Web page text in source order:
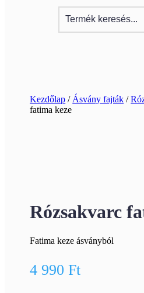
Kezdőlap / Ásvány fajták /
fatima keze
Rózsakvarc
Fatima keze ásványból
4 990Ft